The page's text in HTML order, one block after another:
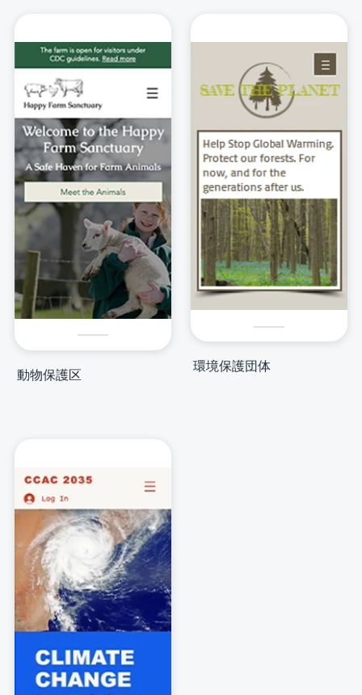
動物保護区
環境保護団体